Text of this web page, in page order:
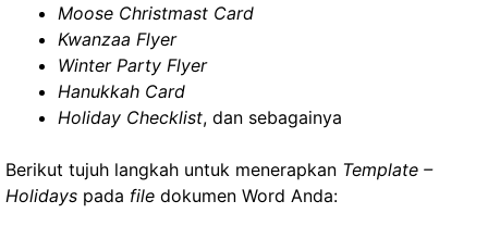
Moose Christmast Card
Kwanzaa Flyer
Winter Party Flyer
Hanukkah Card
Holiday Checklist, dan sebagainya
Berikut tujuh langkah untuk menerapkan Template –
Holidays pada file dokumen Word Anda: